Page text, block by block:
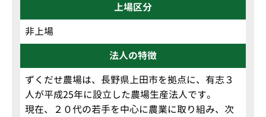
上場区分
非上場
法人の特徴
ずくだせ農場は、長野県上田市を拠点に、有志３
人が平成25年に設立した農場生産法人です。
現在、２０代の若手を中心に農業に取り組み、次